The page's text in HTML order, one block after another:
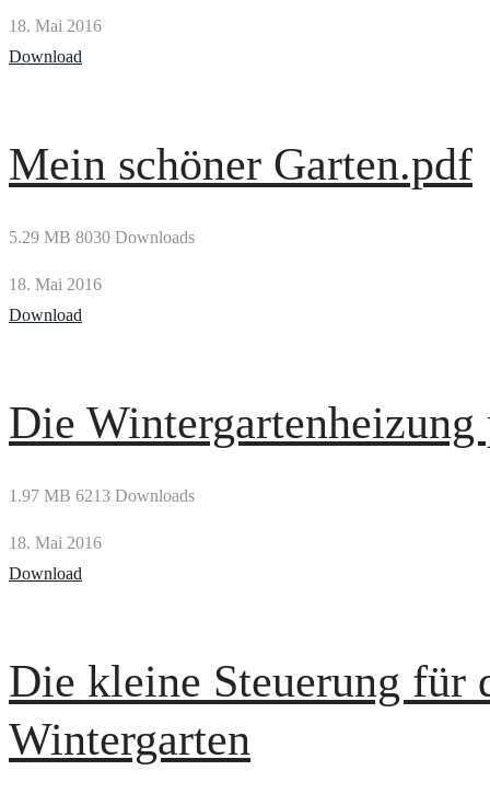
18. Mai 2016
Download
Mein schöner Garten.pdf
5.29 MB 8030 Downloads
18. Mai 2016
Download
Die
1.97 MB 6213 Downloads
18. Mai 2016
Download
Die kleine Steuerung für
Wintergarten